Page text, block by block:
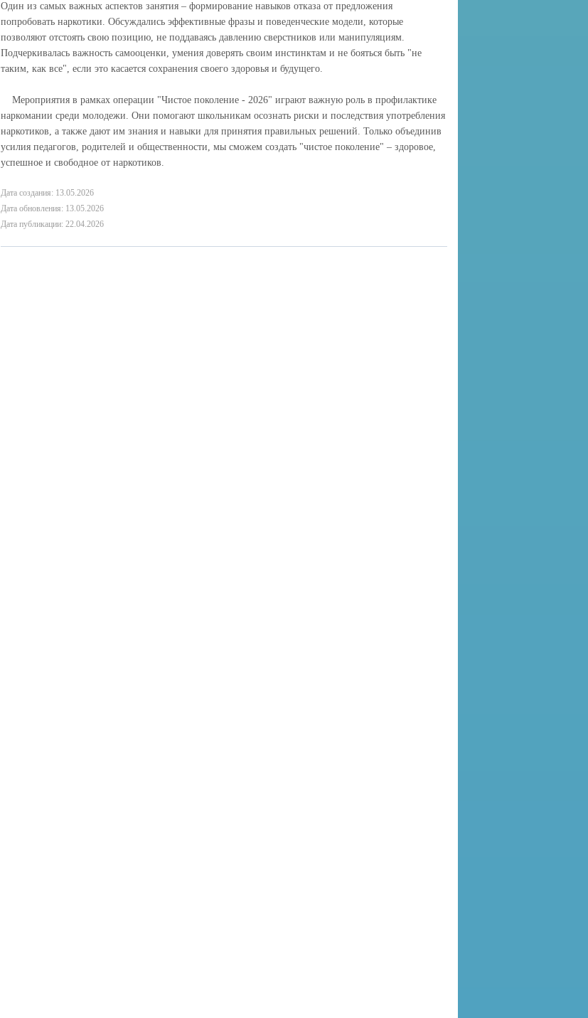
Один из самых важных аспектов занятия – формирование навыков отказа от предложения
попробовать наркотики. Обсуждались эффективные фразы и поведенческие модели, которые
позволяют отстоять свою позицию, не поддаваясь давлению сверстников или манипуляциям.
Подчеркивалась важность самооценки, умения доверять своим инстинктам и не бояться быть "не
таким, как все", если это касается сохранения своего здоровья и будущего.
Мероприятия в рамках операции "Чистое поколение - 2026" играют важную роль в профилактике
наркомании среди молодежи. Они помогают школьникам осознать риски и последствия употребления
наркотиков, а также дают им знания и навыки для принятия правильных решений. Только объединив
усилия педагогов, родителей и общественности, мы сможем создать "чистое поколение" – здоровое,
успешное и свободное от наркотиков.
Дата создания: 13.05.2026
Дата обновления: 13.05.2026
Дата публикации: 22.04.2026